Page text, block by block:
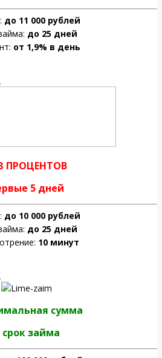
до 11 000 рублей
до 25 дней
от 1,9% в день
ПРОЦЕНТОВ
5 дней
до 10 000 рублей
до 25 дней
10 минут
сумма
срок займа